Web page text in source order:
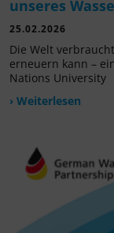
unseres
25.02.2026
Die Welt
erneuern kann –
Nations University
› Weiterlesen